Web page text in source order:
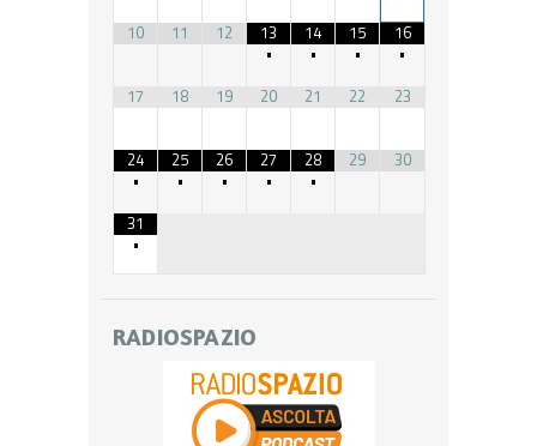
10 11 12
13
•
14
•
15
•
16
•
17
18 19 20 21 22 23
24
•
25
•
26
•
27
•
28
•
29 30
31
•
RADIOSPAZIO